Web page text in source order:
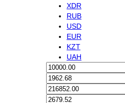
XDR
RUB
USD
EUR
KZT
UAH